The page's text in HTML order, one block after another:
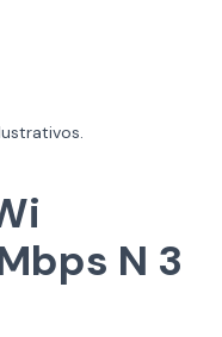
N 3